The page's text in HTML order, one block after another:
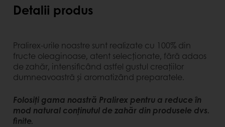
Detalii produs
Pralirex-urile noastre sunt realizate cu 100% din
fructe oleaginoase, atent selecționate, fără adaos
de zahăr, intensificând astfel gustul creațiilor
dumneavoastră și aromatizând preparatele.
Folosiți gama noastră Pralirex pentru a reduce în
mod natural conținutul de zahăr din produsele dvs.
finite.